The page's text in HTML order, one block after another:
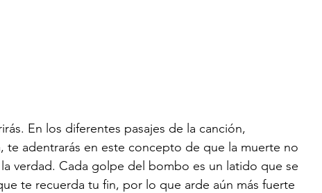
En los diferentes pasajes de la canción,
te adentrarás en este concepto de que la muerte no
verdad. Cada golpe del bombo es un latido que se
te recuerda tu fin, por lo que arde aún más fuerte